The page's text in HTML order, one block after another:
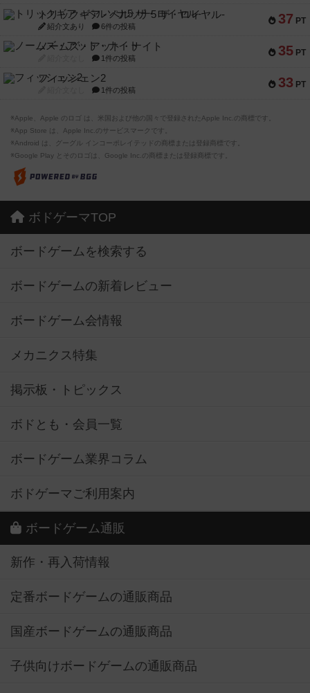
37 PT
トリックギア - ペルソナ5 ザ・ロイヤル-
紹介文あり 6件の投稿
35 PT
ノームズ・アット・ナイト
1件の投稿
33 PT
フィッシェン2
1件の投稿
※Apple、Apple のロゴ は、米国および他の国々で登録されたApple Inc.の商標です。
※App Store は、Apple Inc.のサービスマークです。
※Android は、グーグル インコーポレイテッドの商標または登録商標です。
※Google Play とそのロゴは、Google Inc.の商標または登録商標です。
ボドゲーマTOP
ボードゲームを検索する
ボードゲームの新着レビュー
ボードゲーム会情報
メカニクス特集
掲示板・トピックス
ボドとも・会員一覧
ボードゲーム業界コラム
ボドゲーマご利用案内
ボードゲーム通販
新作・再入荷情報
定番ボードゲームの通販商品
国産ボードゲームの通販商品
子供向けボードゲームの通販商品